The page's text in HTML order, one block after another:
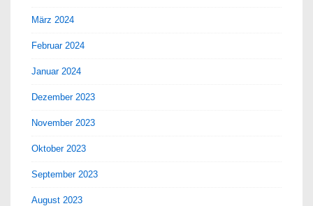
März 2024
Februar 2024
Januar 2024
Dezember 2023
November 2023
Oktober 2023
September 2023
August 2023